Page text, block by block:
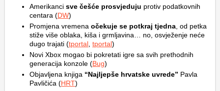
Amerikanci sve češće prosvjeduju protiv podatkovnih
centara (DW)
Promjena vremena očekuje se potkraj tjedna , od petka
stiže više oblaka, kiša i grmljavina… no, osvježenje neće
dugo trajati (tportal tportal)
Novi Xbox mogao bi pokretati igre sa svih prethodnih
generacija konzole (Bug)
Objavljena knjiga “Najljepše hrvatske uvrede” Pavla
Pavličića (HRT)